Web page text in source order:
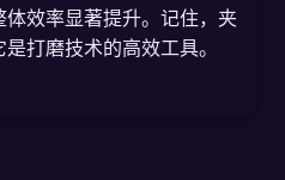
效率显著提升。记住，夹
打磨技术的高效工具。